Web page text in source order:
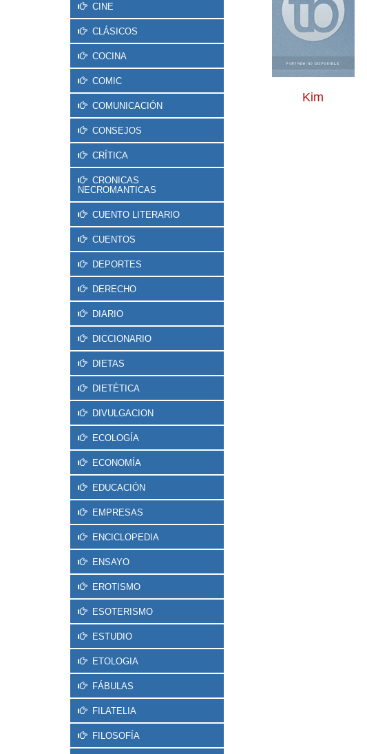
CINE
CLÁSICOS
COCINA
COMIC
COMUNICACIÓN
CONSEJOS
CRÍTICA
CRONICAS
NECROMANTICAS
CUENTO LITERARIO
CUENTOS
DEPORTES
DERECHO
DIARIO
DICCIONARIO
DIETAS
DIETÉTICA
DIVULGACION
ECOLOGÍA
ECONOMÍA
EDUCACIÓN
EMPRESAS
ENCICLOPEDIA
ENSAYO
EROTISMO
ESOTERISMO
ESTUDIO
ETOLOGIA
FÁBULAS
FILATELIA
FILOSOFÍA
Kim